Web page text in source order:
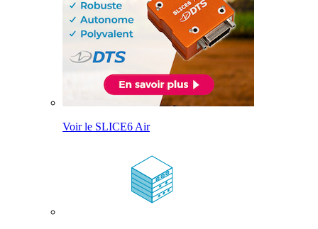
Voir le SLICE6 Air